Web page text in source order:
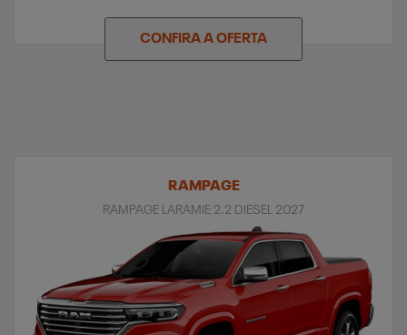
CONFIRA A OFERTA
RAMPAGE
RAMPAGE LARAMIE 2.2 DIESEL 2027